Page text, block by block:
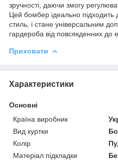
зручності, даючи змогу
Цей бомбер ідеально підходить
стиль, і стане універсальним
гардероба від повсякденних до
Приховати
Характеристики
Основні
Країна виробник
Вид куртки
Колір
Матеріал підкладки